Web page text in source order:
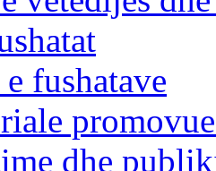
fushatave
dhe